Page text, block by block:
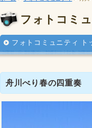
フォトコミ
フォトコミュニティ ト
舟川べり春の四重奏